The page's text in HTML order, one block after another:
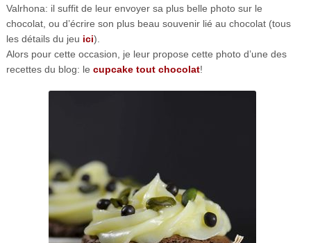
Valrhona: il suffit de leur envoyer sa plus belle photo sur le
chocolat, ou d’écrire son plus beau souvenir lié au chocolat (tous
les détails du jeu ici).
Alors pour cette occasion, je leur propose cette photo d’une des
recettes du blog: le cupcake tout chocolat!